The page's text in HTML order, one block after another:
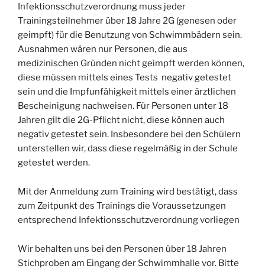
Infektionsschutzverordnung muss jeder
Trainingsteilnehmer über 18 Jahre 2G (genesen oder
geimpft) für die Benutzung von Schwimmbädern sein.
Ausnahmen wären nur Personen, die aus
medizinischen Gründen nicht geimpft werden können,
diese müssen mittels eines Tests negativ getestet
sein und die Impfunfähigkeit mittels einer ärztlichen
Bescheinigung nachweisen. Für Personen unter 18
Jahren gilt die 2G-Pflicht nicht, diese können auch
negativ getestet sein. Insbesondere bei den Schülern
unterstellen wir, dass diese regelmäßig in der Schule
getestet werden.
Mit der Anmeldung zum Training wird bestätigt, dass
zum Zeitpunkt des Trainings die Voraussetzungen
entsprechend Infektionsschutzverordnung vorliegen
Wir behalten uns bei den Personen über 18 Jahren
Stichproben am Eingang der Schwimmhalle vor. Bitte